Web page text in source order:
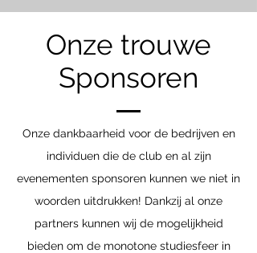
Onze trouwe
Sponsoren
Onze dankbaarheid voor de bedrijven en
individuen die de club en al zijn
evenementen sponsoren kunnen we niet in
woorden uitdrukken! Dankzij al onze
partners kunnen wij de mogelijkheid
bieden om de monotone studiesfeer in